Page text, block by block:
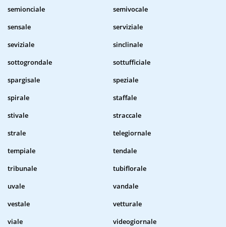
semionciale
semivocale
sensale
serviziale
seviziale
sinclinale
sottogrondale
sottufficiale
spargisale
speziale
spirale
staffale
stivale
straccale
strale
telegiornale
tempiale
tendale
tribunale
tubiflorale
uvale
vandale
vestale
vetturale
viale
videogiornale